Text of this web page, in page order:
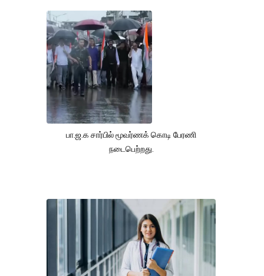
பா.ஜ.க சார்பில் மூவர்ணக் கொடி பேரணி
நடைபெற்றது.